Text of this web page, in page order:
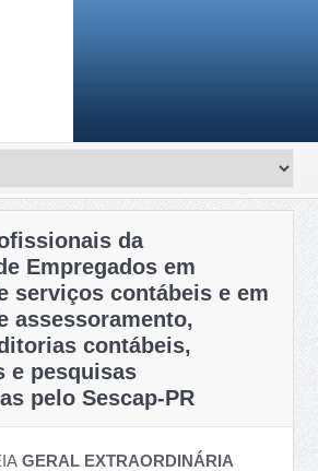
da
Empregados em
serviços contábeis e em
assessoramento,
contábeis,
e pesquisas
pelo Sescap-PR
GERAL EXTRAORDINÁRIA